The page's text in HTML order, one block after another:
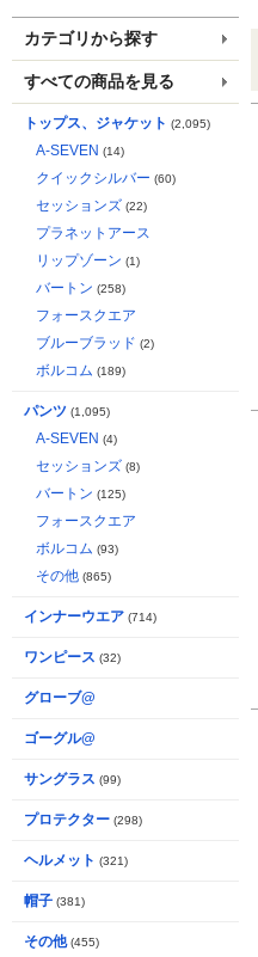
カテゴリから探す
すべての商品を見る
トップス、ジャケット (2,095)
A-SEVEN (14)
クイックシルバー (60)
セッションズ (22)
プラネットアース
リップゾーン (1)
バートン (258)
フォースクエア
ブルーブラッド (2)
ボルコム (189)
パンツ (1,095)
A-SEVEN (4)
セッションズ (8)
バートン (125)
フォースクエア
ボルコム (93)
その他 (865)
インナーウエア (714)
ワンピース (32)
グローブ@
ゴーグル@
サングラス (99)
プロテクター (298)
ヘルメット (321)
帽子 (381)
その他 (455)